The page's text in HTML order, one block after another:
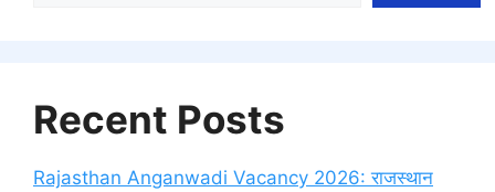
Recent Posts
Rajasthan Anganwadi Vacancy 2026: राजस्थान